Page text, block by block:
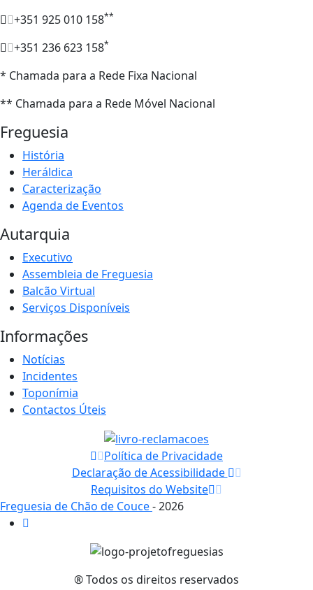
+351 925 010 158**
+351 236 623 158*
* Chamada para a Rede Fixa Nacional
** Chamada para a Rede Móvel Nacional
Freguesia
História
Heráldica
Caracterização
Agenda de Eventos
Autarquia
Executivo
Assembleia de Freguesia
Balcão Virtual
Serviços Disponíveis
Informações
Notícias
Incidentes
Toponímia
Contactos Úteis
Política de Privacidade
Declaração de Acessibilidade
Requisitos do Website
Freguesia de Chão de Couce- 2026
® Todos os direitos reservados